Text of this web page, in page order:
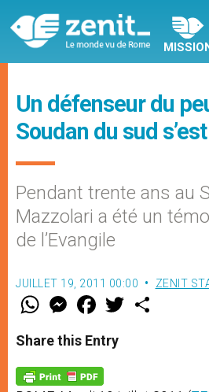
Un défenseur du
Soudan du sud
Pendant trente ans au
Mazzolari a été un
de l’Evangile
JUILLET 19, 2011 00:00 ZENIT
W
t
s
p
p
M
e
s
e
g
e
F
a
e
b
o
k
w
Share this Entry